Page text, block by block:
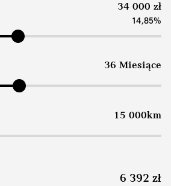
34 000 zł
14,85%
36 Miesiące
15 000km
6 392 zł